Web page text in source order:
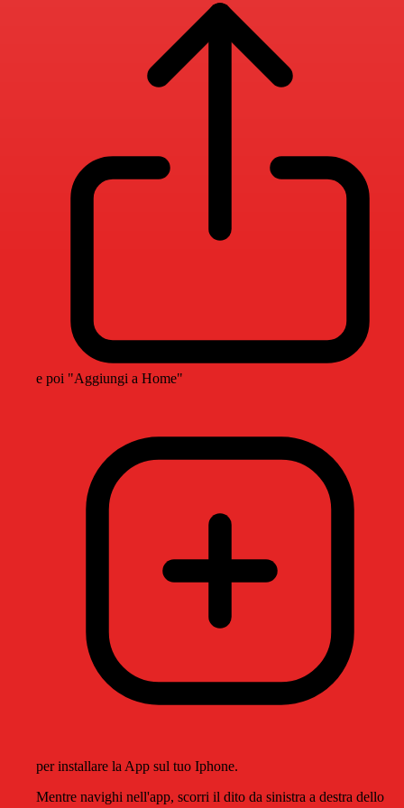
e poi "Aggiungi a Home"
per installare la App sul tuo Iphone.
Mentre navighi nell'app, scorri il dito da sinistra a destra dello